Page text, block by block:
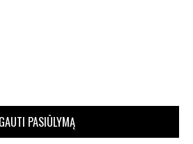
GAUTI PASIŪLYMĄ